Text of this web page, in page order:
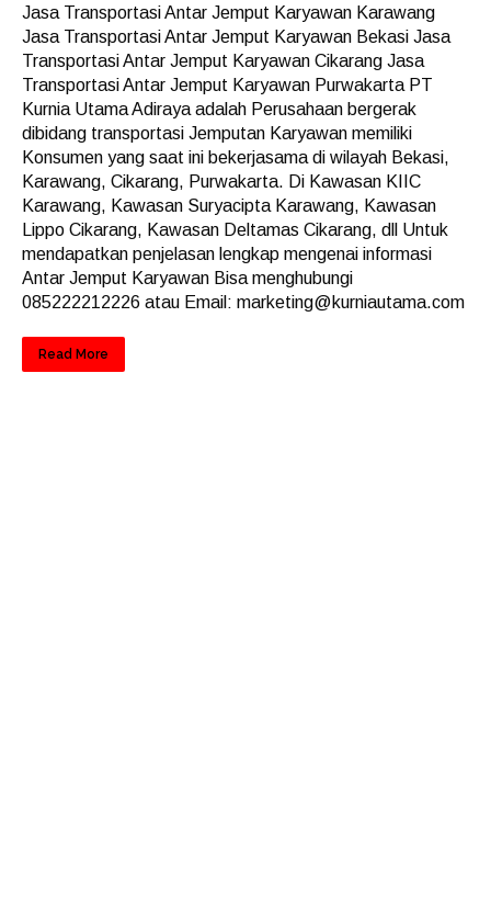
Jasa Transportasi Antar Jemput Karyawan Karawang
Jasa Transportasi Antar Jemput Karyawan Bekasi Jasa
Transportasi Antar Jemput Karyawan Cikarang Jasa
Transportasi Antar Jemput Karyawan Purwakarta PT
Kurnia Utama Adiraya adalah Perusahaan bergerak
dibidang transportasi Jemputan Karyawan memiliki
Konsumen yang saat ini bekerjasama di wilayah Bekasi,
Karawang, Cikarang, Purwakarta. Di Kawasan KIIC
Karawang, Kawasan Suryacipta Karawang, Kawasan
Lippo Cikarang, Kawasan Deltamas Cikarang, dll Untuk
mendapatkan penjelasan lengkap mengenai informasi
Antar Jemput Karyawan Bisa menghubungi
085222212226 atau Email: marketing@kurniautama.com
Read More